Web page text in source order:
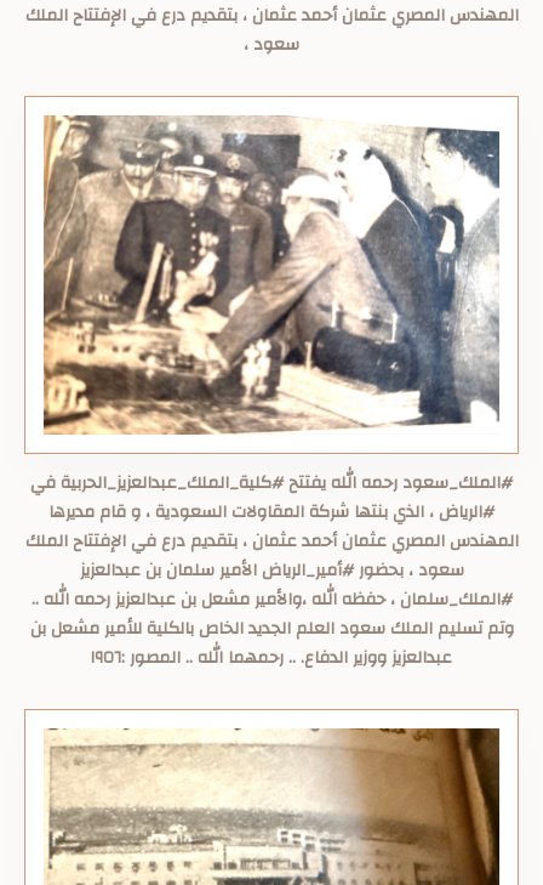
المهندس المصري عثمان أحمد عثمان ، بتقديم درع في الإفتتاح الملك
سعود ،
#الملك_سعود رحمه الله يفتتح #كلية_الملك_عبدالعزيز_الحربية في
#الرياض ، الذي بنتها شركة المقاولات السعودية ، و قام مديرها
المهندس المصري عثمان أحمد عثمان ، بتقديم درع في الإفتتاح الملك
سعود ، بحضور #أمير_الرياض الأمير سلمان بن عبدالعزيز
#الملك_سلمان ، حفظه الله ،والأمير مشعل بن عبدالعزيز رحمه الله ..
وتم تسليم الملك سعود العلم الجديد الخاص بالكلية للأمير مشعل بن
عبدالعزيز ووزير الدفاع. .. رحمهما الله .. المصور :١٩٥٦